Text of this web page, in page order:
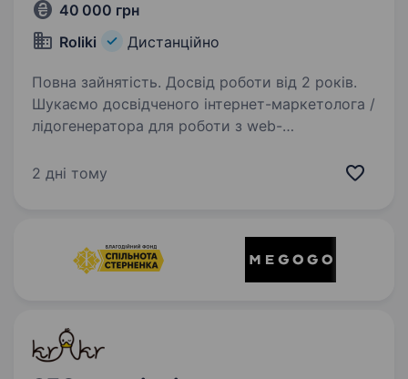
40 000 грн
Roliki
Дистанційно
Повна зайнятість. Досвід роботи від 2 років.
Шукаємо досвідченого інтернет-маркетолога /
лідогенератора для роботи з web-
сайтами та AI-інструментами. Мета посади:
2 дні тому